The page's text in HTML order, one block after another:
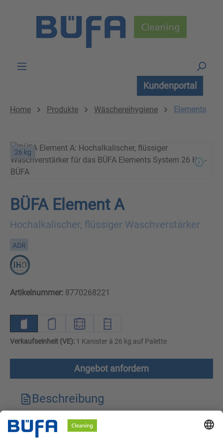
Kundenportal
Home Produkte Wäschereihygiene Elements
26 kg
BÜFA Element A
Hochalkalischer, flüssiger Waschverstärker
ADR
Artikelnummer: 8770268221
Verkaufseinheit (VE): 1 Kanister à 26 kg auf Palette
Angebot anfordern
Beschreibung
Technische Merkmale